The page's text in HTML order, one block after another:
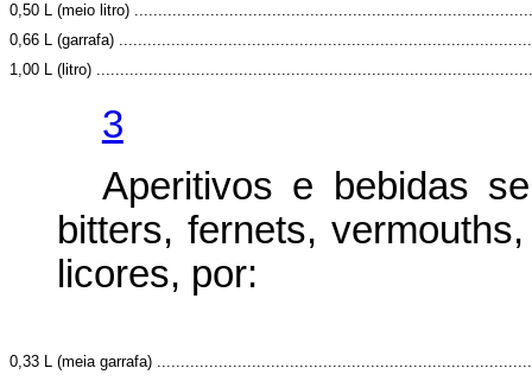
0,50 L (meio litro)
0,66 L (garrafa)
1,00 L (litro)
3
Aperitivos e bebidas
bitters, fernets,
licores, por:
0,33 L (meia garrafa)